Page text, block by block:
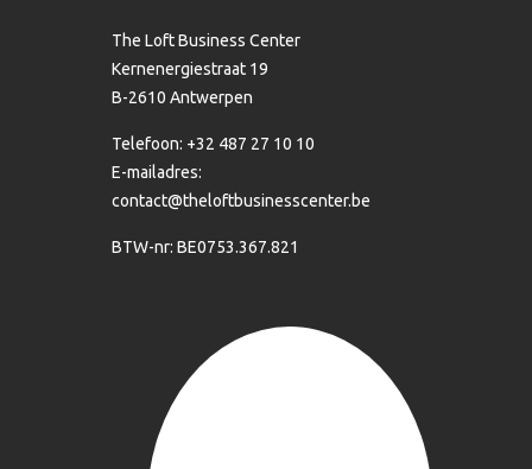
The Loft Business Center
Kernenergiestraat 19
B-2610 Antwerpen
Telefoon: +32 487 27 10 10
E-mailadres:
contact@theloftbusinesscenter.be
BTW-nr: BE0753.367.821